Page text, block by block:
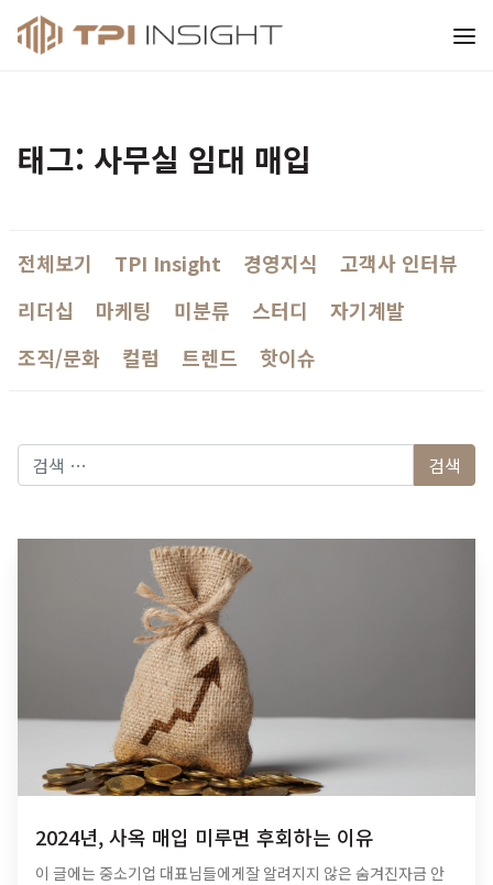
티피아이 인사이트
태그: 사무실 임대 매입
전체보기 TPI Insight 경영지식
고객사 인터뷰
리더십
마케팅 미분류 스터디
자기계발
조직/문화
컬럼 트렌드 핫이슈
다음 검색:
2024년, 사옥 매입 미루면 후회하는 이유
이 글에는 중소기업 대표님들에게잘 알려지지 않은 숨겨진자금 안